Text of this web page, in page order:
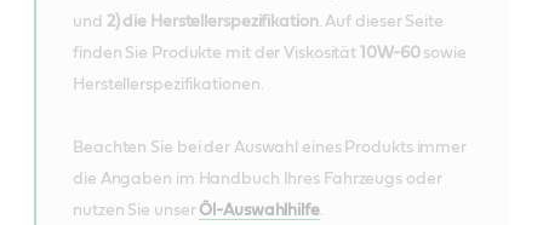
und 2) die Herstellerspezifikation. Auf dieser Seite
finden Sie Produkte mit der Viskosität10W-60sowie
Herstellerspezifikationen.
Beachten Sie bei der Auswahl eines Produkts immer
die Angaben im Handbuch Ihres Fahrzeugs oder
nutzen Sie unser Öl-Auswahlhilfe.